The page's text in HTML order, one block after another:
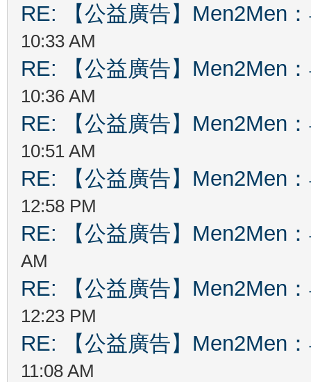
RE: 【公益廣告】Men2Men
10:33 AM
RE: 【公益廣告】Men2Men
10:36 AM
RE: 【公益廣告】Men2Men
10:51 AM
RE: 【公益廣告】Men2Men
12:58 PM
RE: 【公益廣告】Men2Men
AM
RE: 【公益廣告】Men2Men
12:23 PM
RE: 【公益廣告】Men2Men
11:08 AM